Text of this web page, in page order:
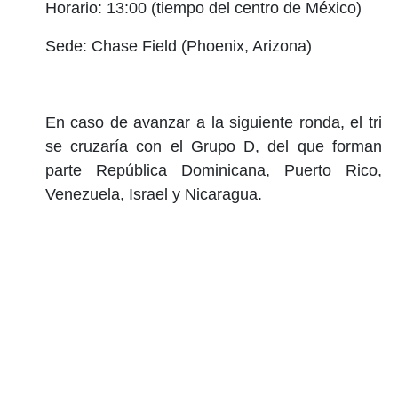
Horario: 13:00 (tiempo del centro de México)
Sede: Chase Field (Phoenix, Arizona)
En caso de avanzar a la siguiente ronda, el tri
se cruzaría con el Grupo D, del que forman
parte República Dominicana, Puerto Rico,
Venezuela, Israel y Nicaragua.